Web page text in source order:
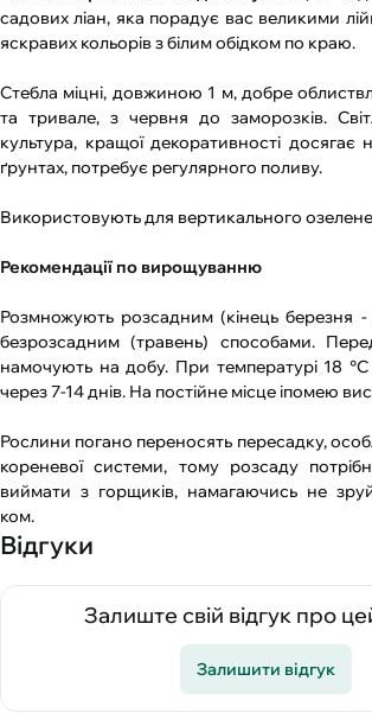
садових ліан, яка порадує вас великими
яскравих кольорів з білим обідком по краю.
Стебла міцні, довжиною 1 м, добре
та тривале, з червня до заморозків.
культура, кращої декоративності досягає
ґрунтах, потребує регулярного поливу.
Використовують для вертикального
Рекомендації по вирощуванню
Розмножують розсадним (кінець березня -
безрозсадним (травень) способами.
намочують на добу. При температурі 18
через 7-14 днів. На постійне місце іпомею
Рослини погано переносять пересадку,
кореневої системи, тому розсаду
виймати з горщиків, намагаючись не
ком.
Відгуки
Залиште свій відгук про
Залишити відгук